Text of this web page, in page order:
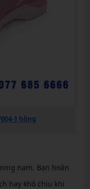
1 hồng
nam. Bạn hoàn
hay khó chịu khi